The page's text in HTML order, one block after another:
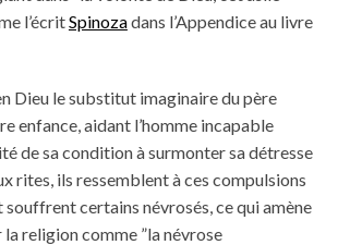
l’écritSpinozadans l’Appendice au livre
Dieu le substitut imaginaire du père
enfance, aidant l’homme incapable
de sa condition à surmonter sa détresse
rites, ils ressemblent à ces compulsions
certains névrosés, ce qui amène
religion comme ”la névrose